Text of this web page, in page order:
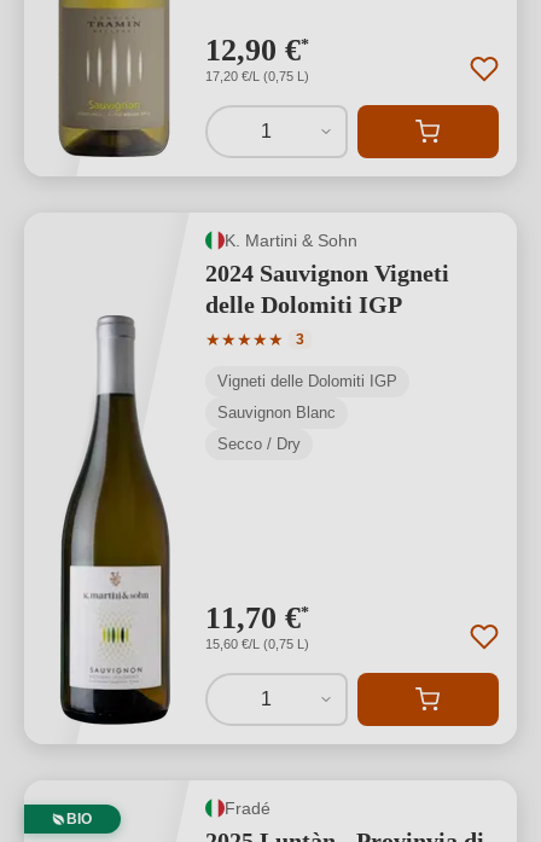
12,90 €*
17,20 €/L (0,75 L)
1
K. Martini & Sohn
2024 Sauvignon Vigneti
delle Dolomiti IGP
★★★★★
Valutazione media di 5 su 5 stelle
3
Vigneti delle Dolomiti IGP
Sauvignon Blanc
Secco / Dry
11,70 €*
15,60 €/L (0,75 L)
1
BIO
Fradé